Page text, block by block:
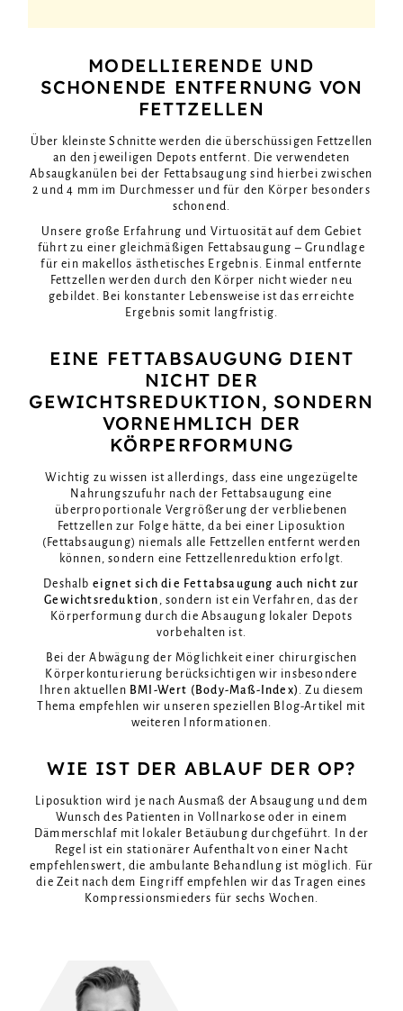
MODELLIERENDE UND
SCHONENDE ENTFERNUNG VON
FETTZELLEN
Über kleinste Schnitte werden die überschüssigen Fettzellen
an den jeweiligen Depots entfernt. Die verwendeten
Absaugkanülen bei der Fettabsaugung sind hierbei zwischen
2 und 4 mm im Durchmesser und für den Körper besonders
schonend.
Unsere große Erfahrung und Virtuosität auf dem Gebiet
führt zu einer gleichmäßigen Fettabsaugung – Grundlage
für ein makellos ästhetisches Ergebnis. Einmal entfernte
Fettzellen werden durch den Körper nicht wieder neu
gebildet. Bei konstanter Lebensweise ist das erreichte
Ergebnis somit langfristig.
EINE FETTABSAUGUNG DIENT
NICHT DER
GEWICHTSREDUKTION, SONDERN
VORNEHMLICH DER
KÖRPERFORMUNG
Wichtig zu wissen ist allerdings, dass eine ungezügelte
Nahrungszufuhr nach der Fettabsaugung eine
überproportionale Vergrößerung der verbliebenen
Fettzellen zur Folge hätte, da bei einer Liposuktion
(Fettabsaugung) niemals alle Fettzellen entfernt werden
können, sondern eine Fettzellenreduktion erfolgt.
Deshalb eignet sich die Fettabsaugung auch nicht zur
Gewichtsreduktion , sondern ist ein Verfahren, das der
Körperformung durch die Absaugung lokaler Depots
vorbehalten ist.
Bei der Abwägung der Möglichkeit einer chirurgischen
Körperkonturierung berücksichtigen wir insbesondere
Ihren aktuellen BMI-Wert (Body-Maß-Index) . Zu diesem
Thema empfehlen wir unseren speziellen Blog-Artikel
mit
weiteren Informationen.
WIE IST DER ABLAUF DER OP?
Liposuktion wird je nach Ausmaß der Absaugung und dem
Wunsch des Patienten in Vollnarkose oder in einem
Dämmerschlaf mit lokaler Betäubung durchgeführt. In der
Regel ist ein stationärer Aufenthalt von einer Nacht
empfehlenswert, die ambulante Behandlung ist möglich. Für
die Zeit nach dem Eingriff empfehlen wir das Tragen eines
Kompressionsmieders für sechs Wochen.